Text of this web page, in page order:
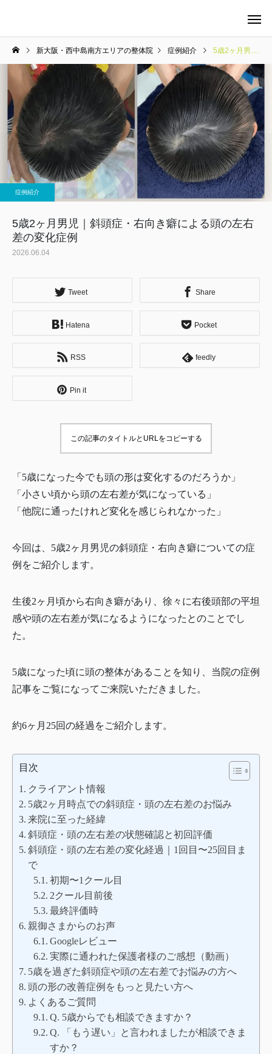
当院の料金について 整体
新大阪・西中島南方エリアの整体院 症例紹介 5歳2ヶ月男児｜斜頭症・右向き癖による頭の左右差の変化症例
症例紹介
5歳2ヶ月男児｜斜頭症・右向き癖による頭の左右
差の変化症例
2026.06.04
Tweet Share
Hatena Pocket
RSS feedly
Pin it
この記事のタイトルとURLをコピーする
「5歳になった今でも頭の形は変化するのだろうか」
「小さい頃から頭の左右差が気になっている」
「他院に通ったけれど変化を感じられなかった」
今回は、5歳2ヶ月男児の斜頭症・右向き癖についての症
例をご紹介します。
生後2ヶ月頃から右向き癖があり、徐々に右後頭部の平坦
感や頭の左右差が気になるようになったとのことでし
た。
5歳になった頃に頭の整体があることを知り、当院の症例
記事をご覧になってご来院いただきました。
約6ヶ月25回の経過をご紹介します。
目次
クライアント情報
5歳2ヶ月時点での斜頭症・頭の左右差のお悩み
来院に至った経緯
斜頭症・頭の左右差の状態確認と初回評価
斜頭症・頭の左右差の変化経過｜1回目〜25回目ま
で
初期〜1クール目
2クール目前後
最終評価時
親御さまからのお声
Googleレビュー
実際に通われた保護者様のご感想（動画）
5歳を過ぎた斜頭症や頭の左右差でお悩みの方へ
頭の形の改善症例をもっと見たい方へ
よくあるご質問
Q. 5歳からでも相談できますか？
Q. 「もう遅い」と言われましたが相談できま
すか？